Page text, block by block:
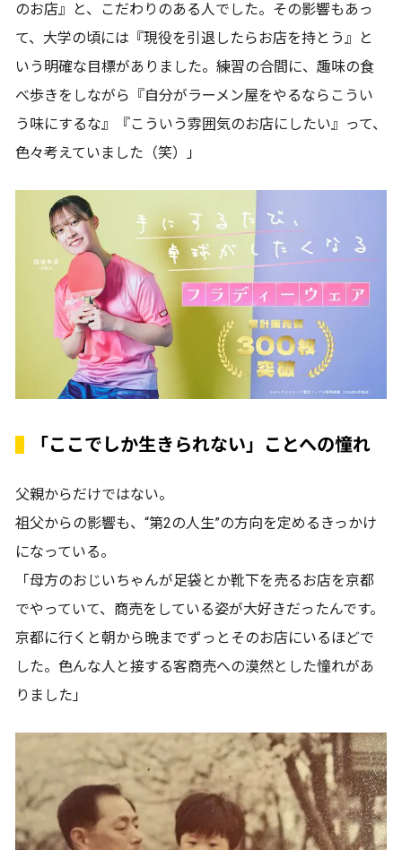
のお店』と、こだわりのある人でした。その影響もあっ
て、大学の頃には『現役を引退したらお店を持とう』と
いう明確な目標がありました。練習の合間に、趣味の食
べ歩きをしながら『自分がラーメン屋をやるならこうい
う味にするな』『こういう雰囲気のお店にしたい』って、
色々考えていました（笑）」
「ここでしか生きられない」ことへの憧れ
父親からだけではない。
祖父からの影響も、“第2の人生”の方向を定めるきっかけ
になっている。
「母方のおじいちゃんが足袋とか靴下を売るお店を京都
でやっていて、商売をしている姿が大好きだったんです。
京都に行くと朝から晩までずっとそのお店にいるほどで
した。色んな人と接する客商売への漠然とした憧れがあ
りました」